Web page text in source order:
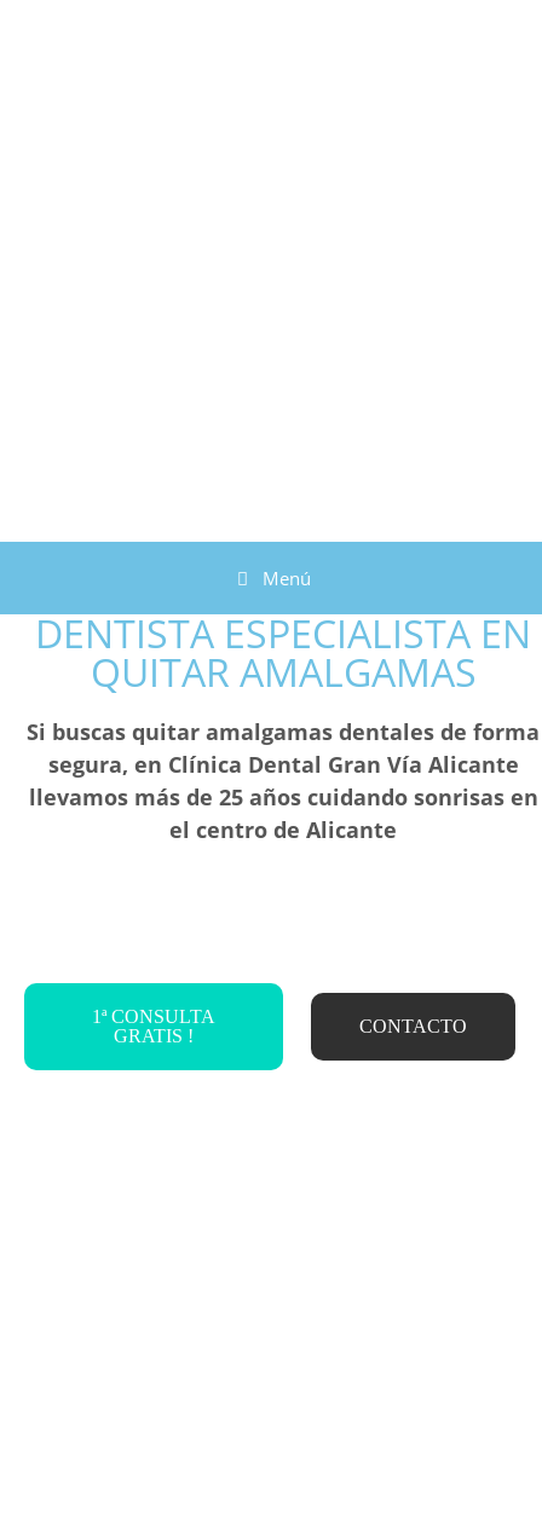
Menú
DENTISTA ESPECIALISTA EN
QUITAR AMALGAMAS
Si buscas quitar amalgamas dentales de forma
segura, en Clínica Dental Gran Vía Alicante
llevamos más de 25 años cuidando sonrisas en
el centro de Alicante
1ª CONSULTA
GRATIS !
CONTACTO